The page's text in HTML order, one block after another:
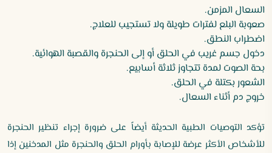
السعال المزمن.
صعوبة البلع لفترات طويلة ولا تستجيب للعلاج.
اضطراب النطق.
دخول جسم غريب في الحلق أو إلى الحنجرة والقصبة الهوائية.
بحة الصوت لمدة تتجاوز ثلاثة أسابيع.
الشعور بكتلة في الحلق.
خروج دم أثناء السعال.
تؤكد التوصيات الطبية الحديثة أيضاً على ضرورة إجراء تنظير الحنجرة
للأشخاص الأكثر عرضة للإصابة بأورام الحلق والحنجرة مثل المدخنين إذا